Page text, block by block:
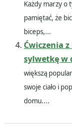
Każdy marzy o
pamiętać, że
biceps,...
Ćwiczenia
sylwetkę w
większą
swoje ciało i
domu....